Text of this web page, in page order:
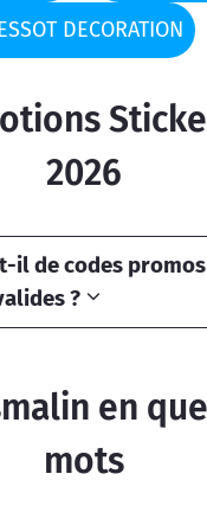
DECORATION
2026
il de codes promos
?
en
mots